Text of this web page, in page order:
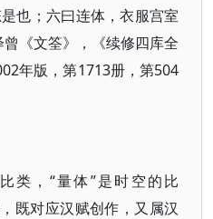
也；六曰连体，衣服宫室
《文筌》，《续修四库全
年版，第1713册，第504
类，“量体”是时空的比
既对应汉赋创作，又属汉